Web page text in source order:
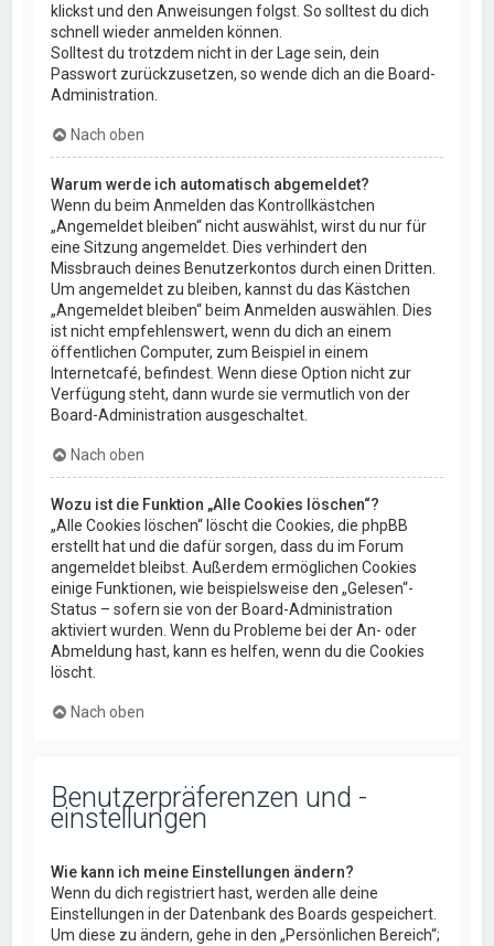
klickst und den Anweisungen folgst. So solltest du dich
schnell wieder anmelden können.
Solltest du trotzdem nicht in der Lage sein, dein
Passwort zurückzusetzen, so wende dich an die Board-
Administration.
Nach oben
Warum werde ich automatisch abgemeldet?
Wenn du beim Anmelden das Kontrollkästchen
„Angemeldet bleiben“ nicht auswählst, wirst du nur für
eine Sitzung angemeldet. Dies verhindert den
Missbrauch deines Benutzerkontos durch einen Dritten.
Um angemeldet zu bleiben, kannst du das Kästchen
„Angemeldet bleiben“ beim Anmelden auswählen. Dies
ist nicht empfehlenswert, wenn du dich an einem
öffentlichen Computer, zum Beispiel in einem
Internetcafé, befindest. Wenn diese Option nicht zur
Verfügung steht, dann wurde sie vermutlich von der
Board-Administration ausgeschaltet.
Nach oben
Wozu ist die Funktion „Alle Cookies löschen“?
„Alle Cookies löschen“ löscht die Cookies, die phpBB
erstellt hat und die dafür sorgen, dass du im Forum
angemeldet bleibst. Außerdem ermöglichen Cookies
einige Funktionen, wie beispielsweise den „Gelesen“-
Status – sofern sie von der Board-Administration
aktiviert wurden. Wenn du Probleme bei der An- oder
Abmeldung hast, kann es helfen, wenn du die Cookies
löscht.
Nach oben
Benutzerpräferenzen und -
einstellungen
Wie kann ich meine Einstellungen ändern?
Wenn du dich registriert hast, werden alle deine
Einstellungen in der Datenbank des Boards gespeichert.
Um diese zu ändern, gehe in den „Persönlichen Bereich“;